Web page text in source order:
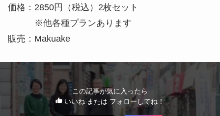
価格：2850円（税込）2枚セット
※他各種プランあります
販売：Makuake
この記事が気に入ったら
いいね または フォローしてね！